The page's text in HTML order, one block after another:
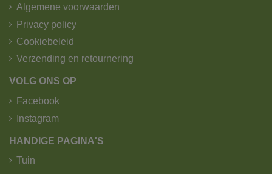
door GLS.
1. Standaard levering - trekker -
kipoplegger met kraan.
Algemene voorwaarden
Privacy policy
Cookiebeleid
Verzending en retournering
VOLG ONS OP
Facebook
Instagram
HANDIGE PAGINA'S
Tuin